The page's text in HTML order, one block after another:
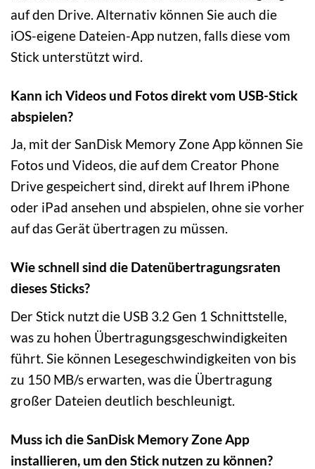
auf den Drive. Alternativ können Sie auch die
iOS-eigene Dateien-App nutzen, falls diese vom
Stick unterstützt wird.
Kann ich Videos und Fotos direkt vom USB-Stick
abspielen?
Ja, mit der SanDisk Memory Zone App können Sie
Fotos und Videos, die auf dem Creator Phone
Drive gespeichert sind, direkt auf Ihrem iPhone
oder iPad ansehen und abspielen, ohne sie vorher
auf das Gerät übertragen zu müssen.
Wie schnell sind die Datenübertragungsraten
dieses Sticks?
Der Stick nutzt die USB 3.2 Gen 1 Schnittstelle,
was zu hohen Übertragungsgeschwindigkeiten
führt. Sie können Lesegeschwindigkeiten von bis
zu 150 MB/s erwarten, was die Übertragung
großer Dateien deutlich beschleunigt.
Muss ich die SanDisk Memory Zone App
installieren, um den Stick nutzen zu können?